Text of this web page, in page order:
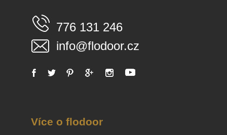
776 131 246
info@flodoor.cz
Více o flodoor